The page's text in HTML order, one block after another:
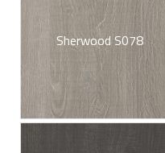
Sherwood S078